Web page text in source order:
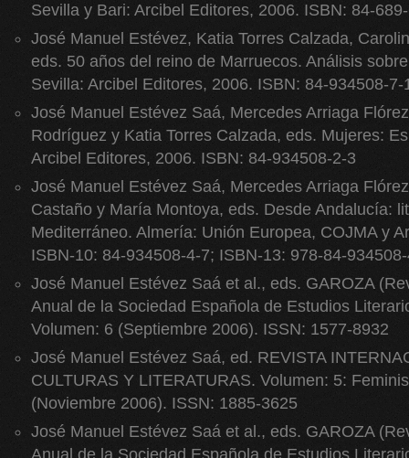
Sevilla y Bari: Arcibel Editores, 2006. ISBN: 84-
José Manuel Estévez, Katia Torres Calzada,
eds. 50 años del reino de Marruecos. Análisis
Sevilla: Arcibel Editores, 2006. ISBN: 84-934508-7-
José Manuel Estévez Saá, Mercedes Arriaga
Rodríguez y Katia Torres Calzada, eds. Mujeres:
Arcibel Editores, 2006. ISBN: 84-934508-2-3
José Manuel Estévez Saá, Mercedes Arriaga
Castaño y María Montoya, eds. Desde Andalucía:
Mediterráneo. Almería: Unión Europea, COJMA y
ISBN-10: 84-934508-4-7; ISBN-13: 978-84-
José Manuel Estévez Saá et al., eds. GAROZA
Anual de la Sociedad Española de Estudios
Volumen: 6 (Septiembre 2006). ISSN: 1577-8932
José Manuel Estévez Saá, ed. REVISTA
CULTURAS Y LITERATURAS. Volumen: 5:
(Noviembre 2006). ISSN: 1885-3625
José Manuel Estévez Saá et al., eds. GAROZA
Anual de la Sociedad Española de Estudios